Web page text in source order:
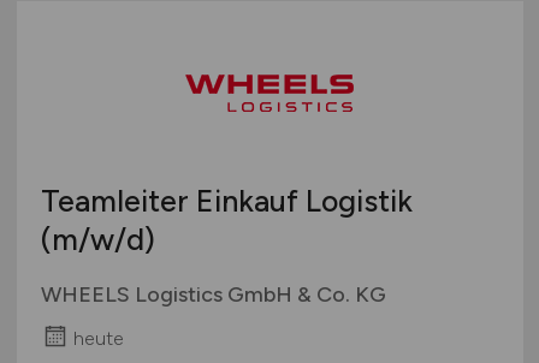
Teamleiter Einkauf Logistik
(m/w/d)
WHEELS Logistics GmbH & Co. KG
heute